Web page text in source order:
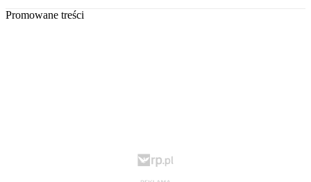
Promowane treści